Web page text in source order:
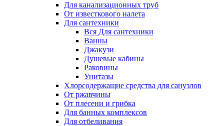
Для канализационных труб
От известкового налета
Для сантехники
Вся Для сантехники
Ванны
Джакузи
Душевые кабины
Раковины
Унитазы
Хлорсодержащие средства для санузлов
От ржавчины
От плесени и грибка
Для банных комплексов
Для отбеливания